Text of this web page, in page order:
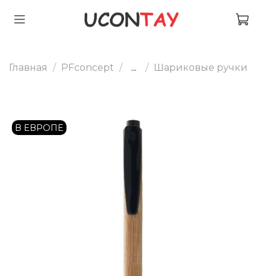
Главная PFconcept ... Шариковые ручки
В ЕВРОПЕ